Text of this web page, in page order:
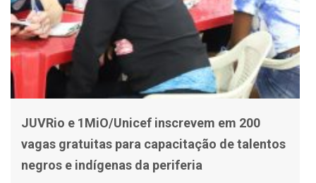
JUVRio e 1MiO/Unicef inscrevem em 200
vagas gratuitas para capacitação de talentos
negros e indígenas da periferia